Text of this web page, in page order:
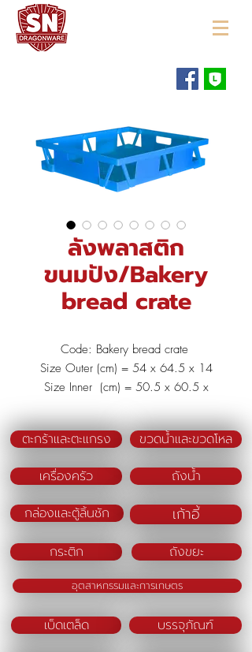
ลังพลาสติก
ขนมปัง/Bakery
bread crate
Code: Bakery bread crate
Size Outer (cm) = 54 x 64.5 x 14
Size Inner (cm) = 50.5 x 60.5 x
Material : Polypropylene (PP)
ตะกร้าและตะแกรง
เครื่องครัว
กล่องและตู้ลิ้นชัก
กระติก
ขวดน้ำและขวดโหล
ถังน้ำ
เก้าอี้
ถังขยะ
อุตสาหกรรมและการเกษตร
เบ็ดเตล็ด
บรรจุภัณฑ์